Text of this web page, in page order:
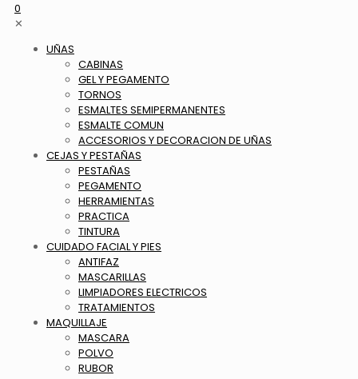
0
✕
UÑAS
CABINAS
GEL Y PEGAMENTO
TORNOS
ESMALTES SEMIPERMANENTES
ESMALTE COMUN
ACCESORIOS Y DECORACION DE UÑAS
CEJAS Y PESTAÑAS
PESTAÑAS
PEGAMENTO
HERRAMIENTAS
PRACTICA
TINTURA
CUIDADO FACIAL Y PIES
ANTIFAZ
MASCARILLAS
LIMPIADORES ELECTRICOS
TRATAMIENTOS
MAQUILLAJE
MASCARA
POLVO
RUBOR